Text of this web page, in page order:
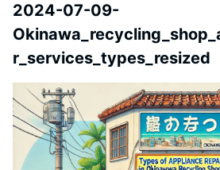
2024-07-09-
r_services_types_resized